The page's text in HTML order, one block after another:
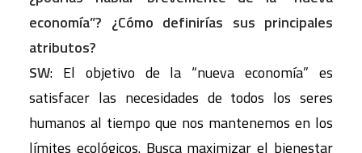
economía”? ¿Cómo definirías sus principales
atributos?
SW: El objetivo de la “nueva economía” es
satisfacer las necesidades de todos los seres
humanos al tiempo que nos mantenemos en los
límites ecológicos. Busca maximizar el bienestar